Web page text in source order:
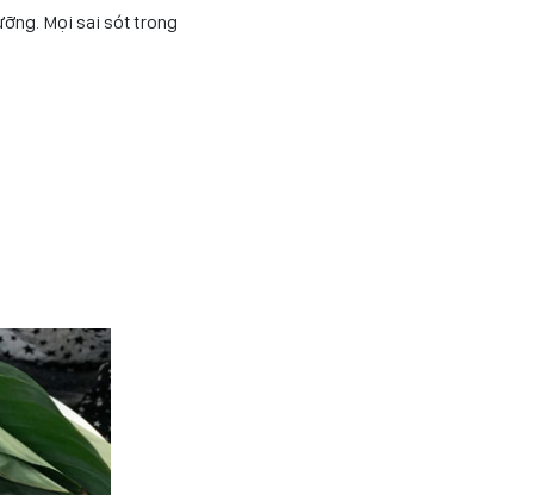
Mọi sai sót trong